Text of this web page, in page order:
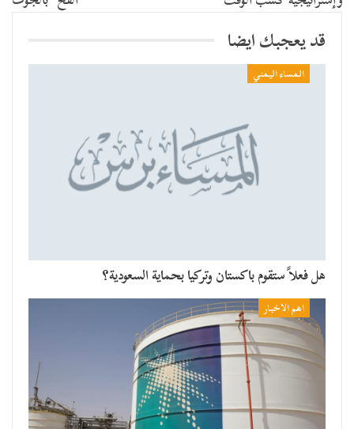
قد يعجبك ايضا
المساء اليمني
هل فعلاً ستقوم باكستان وتركيا بحماية السعودية؟
اهم الاخبار